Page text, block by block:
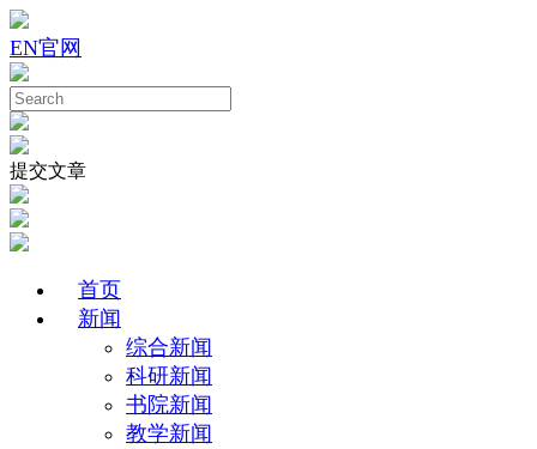
EN官网
提交文章
首页
新闻
综合新闻
科研新闻
书院新闻
教学新闻